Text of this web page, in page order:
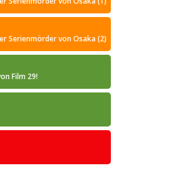
Serienmörder von Osaka (2)
Film 29!